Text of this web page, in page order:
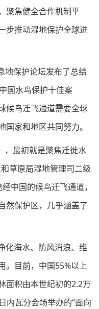
聚焦健全合作机制平
步推动湿地保护全球进
地保护论坛发布了总结
国水鸟保护十佳案
候鸟迁飞通道需要全球
家和地区共同努力。
，最初就是聚焦迁徙水
草原局湿地管理司二级
中国的候鸟迁飞通道，
然保护区，几乎涵盖了
化海水、防风消浪、维
。目前，中国55%以上
面积由本世纪初的2.2万
内瓦分会场举办的“面向